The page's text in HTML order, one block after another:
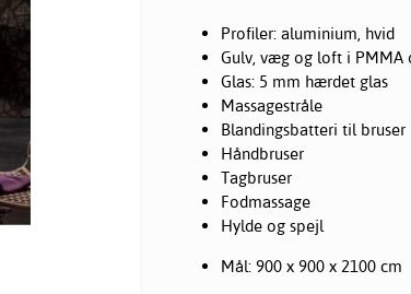
Profiler: aluminium, hvid
Gulv, væg og loft i PMMA
Glas: 5 mm hærdet glas
Massagestråle
Blandingsbatteri til bruser
Håndbruser
Tagbruser
Fodmassage
Hylde og spejl
Mål: 900 x 900 x 2100 cm